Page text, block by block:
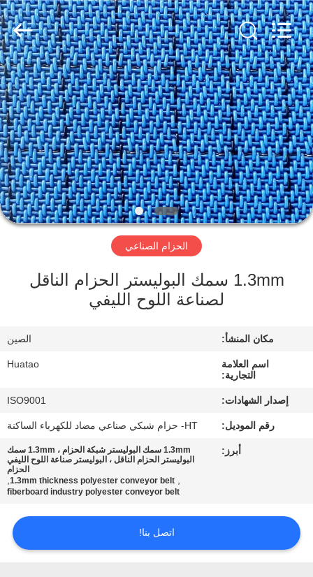
مسكن
منتجات
معلومات
عنا
جولة
المعمل
الجودة
اتصل
اقتباس
2026
HUATAO
LOVER
LTD.
All
Rights
Reserved.
الحزام الصناعي
1.3mm سمك البوليستر الحزام الناقل
لصناعة اللوح الليفي
مكان المنشأ: الصين
اسم العلامة
التجارية:
Huatao
إصدار الشهادات: ISO9001
رقم الموديل: HT- حزام شبكي صناعي مضاد للكهرباء الساكنة
أبرز:
1.3mm سمك البوليستر شبكة الحزام ، 1.3mm سمك
البوليستر الحزام الناقل ، البوليستر صناعة اللوح الليفي
الحزام
,
1.3mm thickness polyester conveyor belt
,
fiberboard industry polyester conveyor belt
اتصل بنا!